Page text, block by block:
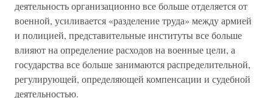
деятельность организационно все больше отделяется от
военной, усиливается «разделение труда» между армией
и полицией, представительные институты все больше
влияют на определение расходов на военные цели, а
государства все больше занимаются распределительной,
регулирующей, определяющей компенсации и судебной
деятельностью.